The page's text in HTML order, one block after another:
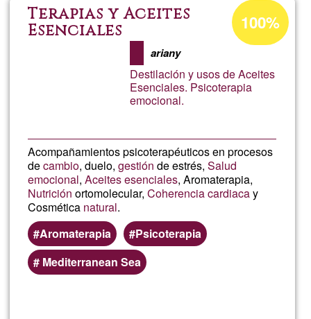
Terapias y Aceites
Esenciales
ariany
Destilación y usos de Aceites
Esenciales. Psicoterapia
emocional.
Acompañamientos psicoterapéuticos en procesos
decambio, duelo,gestión de estrés,Salud
emocional,Aceites esenciales, Aromaterapia,
Nutrición ortomolecular,Coherencia cardiacay
Cosmética natural.
Aromaterapia
Psicoterapia
Mediterranean Sea
Porcentaje
de
aceptación
de
G1
100%